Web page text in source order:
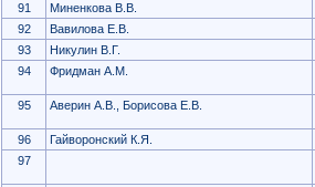
91
Миненкова В.В.
92
Вавилова Е.В.
93
Никулин В.Г.
94
Фридман А.М.
95
Аверин А.В., Борисова Е.В.
96
Гайворонский К.Я.
97